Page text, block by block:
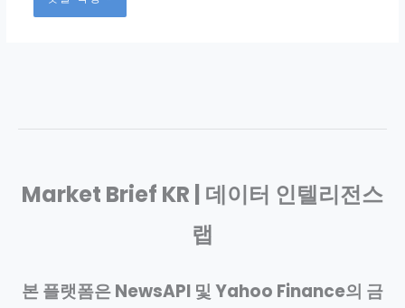
Market Brief KR | 데이터 인텔리전스
랩
본 플랫폼은 NewsAPI 및 Yahoo Finance의 금